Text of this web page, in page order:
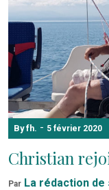
By fh. - 5 février 2020
Christian
Par La rédaction de